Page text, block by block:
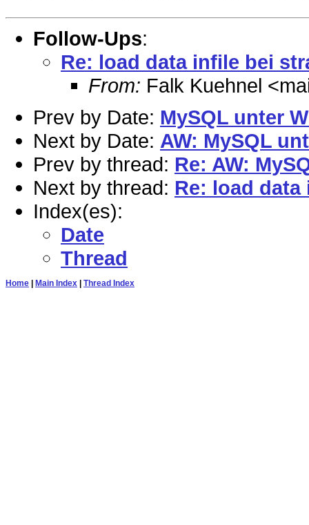
Follow-Ups:
Re: load data infile bei
From: Falk Kuehnel
Prev by Date: MySQL unter
Next by Date: AW: MySQL
Prev by thread: Re: AW:
Next by thread: Re: load
Index(es):
Date
Thread
Home | Main Index | Thread Index